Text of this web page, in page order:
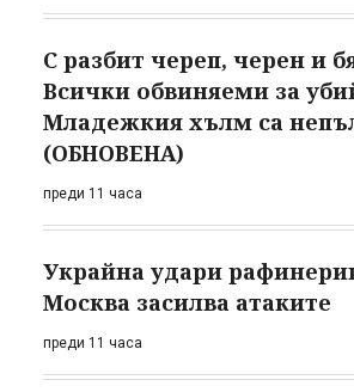
С разбит череп, черен и
Всички обвиняеми за
Младежкия хълм са
(ОБНОВЕНА)
преди 11 часа
Украйна удари
Москва засилва атаките
преди 11 часа